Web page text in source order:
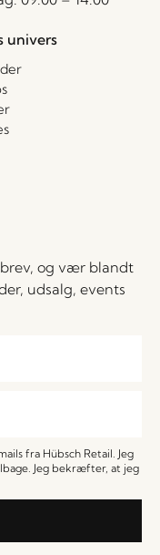
univers
og vær blandt
udsalg, events
fra Hübsch Retail. Jeg
Jeg bekræfter, at jeg